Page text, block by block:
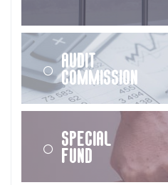
Audit
Commission
Special
Fund